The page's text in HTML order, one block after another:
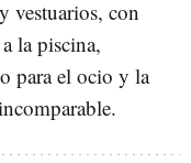
vestuarios, con
la piscina,
para el ocio y la